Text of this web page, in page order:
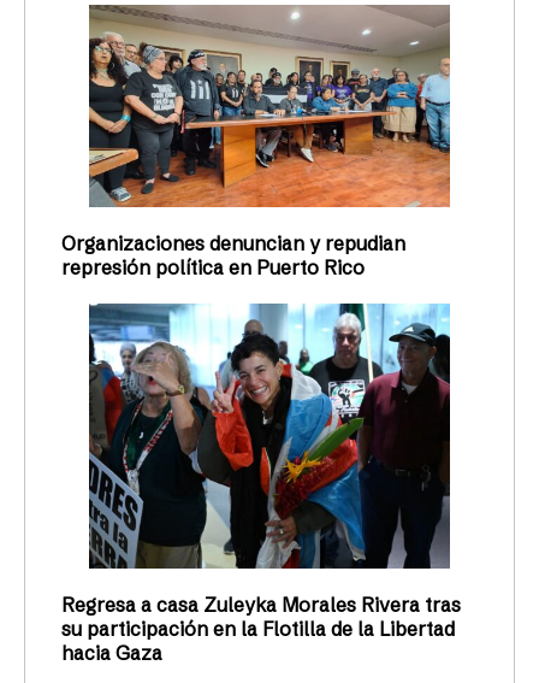
Organizaciones denuncian y repudian
represión política en Puerto Rico
Regresa a casa Zuleyka Morales Rivera tras
su participación en la Flotilla de la Libertad
hacia Gaza